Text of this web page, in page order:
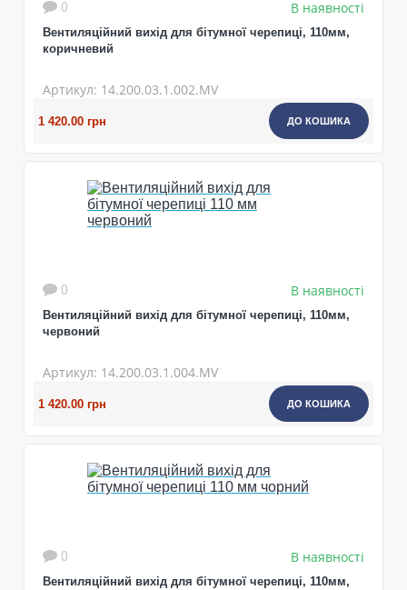
0 В наявності
Вентиляційний вихід для бітумної черепиці, 110мм,
коричневий
Артикул: 14.200.03.1.002.MV
1 420.00 грн ДО КОШИКА
0 В наявності
Вентиляційний вихід для бітумної черепиці, 110мм,
червоний
Артикул: 14.200.03.1.004.MV
1 420.00 грн ДО КОШИКА
0 В наявності
Вентиляційний вихід для бітумної черепиці, 110мм,